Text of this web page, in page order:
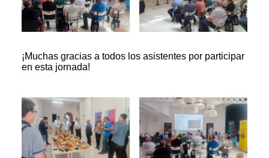
¡Muchas gracias a todos los asistentes por participar
en esta jornada!